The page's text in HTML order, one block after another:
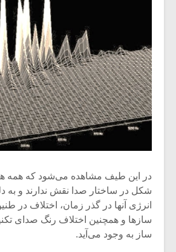
در این طیف مشاهده می‌شود که همه‌
شکل در ساختار صدا نقش ندارند و به
انرژی آنها در گذر زمان، اختلاف در
سازها و همچنین اختلاف رنگ صدای
ساز به وجود می‌آید.